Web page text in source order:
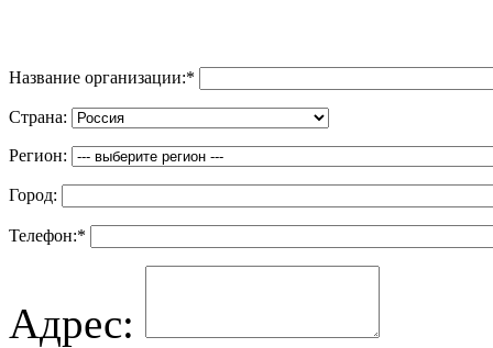
Название организации:*
Страна:
Регион:
Город:
Телефон:*
Адрес: